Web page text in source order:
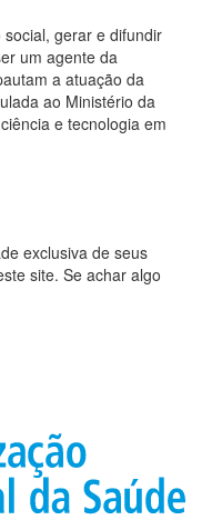
gerar e difundir
um agente da
a atuação da
ao Ministério da
e tecnologia em
exclusiva de seus
site. Se achar algo